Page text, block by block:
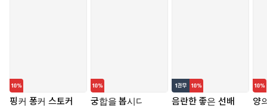
핑커 퐁커 스토커 궁합을 봅시다 음란한 좋은 선배 양